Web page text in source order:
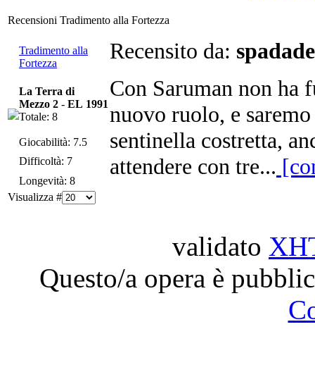
Recensioni Tradimento alla Fortezza
Tradimento alla
Fortezza
Recensito da:
Con Saruman non ha
nuovo ruolo, e
sentinella costretta,
attendere con tre...
La Terra di
Mezzo 2 - EL 1991
Totale: 8
Giocabilità: 7.5
Difficoltà: 7
Longevità: 8
Visualizza #
validato
Questo/a opera è